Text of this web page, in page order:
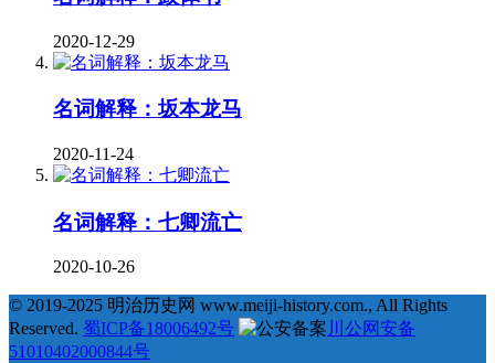
2020-12-29
名词解释：坂本龙马
2020-11-24
名词解释：七卿流亡
2020-10-26
© 2019-2025 明治历史网 www.meiji-history.com., All Rights
Reserved. 蜀ICP备18006492号
川公网安备
51010402000844号